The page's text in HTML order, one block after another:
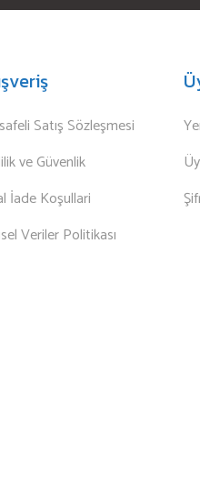
Satış Sözleşmesi
ve Güvenlik
İade Koşullari
Veriler Politikası